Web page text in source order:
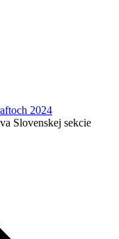
2024
Slovenskej sekcie